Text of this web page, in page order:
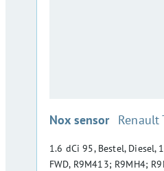
Nox sensor :Renault
1.6 dCi 95, Bestel, Diesel,
FWD, R9M413; R9MH4;